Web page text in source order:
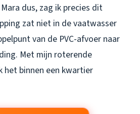
dus, zag ik precies dit
zat niet in de vaatwasser
van de PVC-afvoer naar
Met mijn roterende
het binnen een kwartier